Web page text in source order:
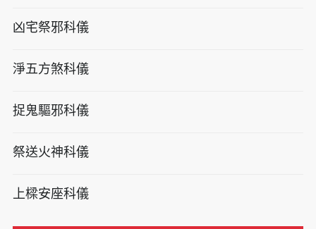
凶宅祭邪科儀
淨五方煞科儀
捉鬼驅邪科儀
祭送火神科儀
上樑安座科儀